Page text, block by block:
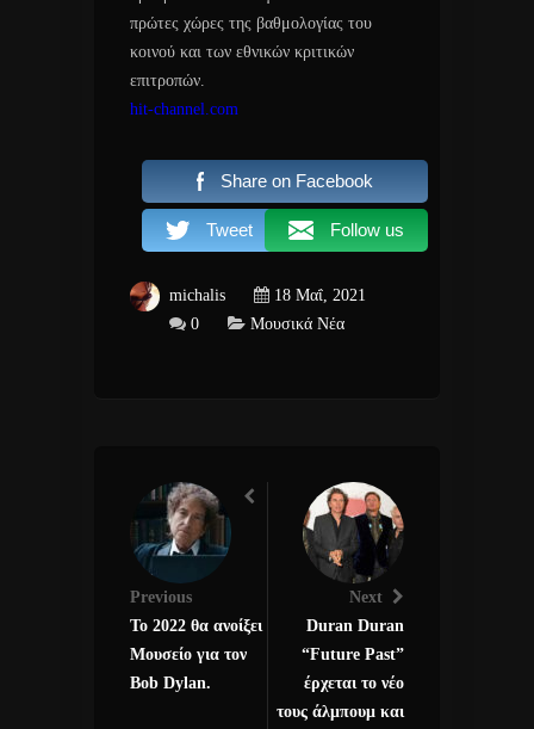
πρώτες χώρες της βαθμολογίας του
κοινού και των εθνικών κριτικών
επιτροπών.
hit-channel.com
Share on Facebook
Tweet Follow us
michalis
18 Μαΐ, 2021
0
Μουσικά Νέα
Previous
Το 2022 θα ανοίξει
Μουσείο για τον
Bob Dylan.
Next
Duran Duran
“Future Past”
έρχεται το νέο
τους άλμπουμ και